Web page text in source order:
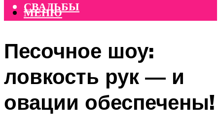
СВАДЬБЫ
МЕНЮ
Песочное шоу:
ловкость рук — и
овации обеспечены!